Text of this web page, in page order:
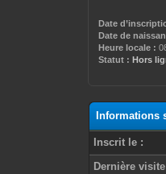
Date
Date de
Heure locale :
Statut : Hors
Informations
Inscrit le :
Dernière visite